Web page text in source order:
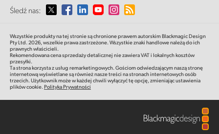
Monitorowanie
Pamięć sieciowa
Routing i dystrybucja
Transmisja i kodowanie
Multimedia
Proszę wybrać państwo lub terytorium
Australia
Austria
Brazil
Śledź nas:
Wszystkie produkty na tej stronie są chronione prawem autorskim Blackmagic Design
Pty Ltd. 2026, wszelkie prawa zastrzeżone. Wszystkie znaki handlowe należą do ich
prawnych właścicieli.
Rekomendowana cena sprzedaży detalicznej nie zawiera VAT i lokalnych kosztów
przesyłki.
Ta strona korzysta z usług remarketingowych. Gościom odwiedzającym naszą stronę
internetową wyświetlane są również nasze treści na stronach internetowych osób
trzecich. Użytkownik może w każdej chwili wyłączyć tę opcję, zmieniając ustawienia
plików cookie. Polityka Prywatności